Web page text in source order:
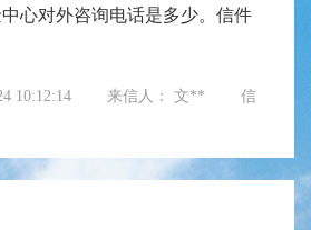
心对外咨询电话是多少。信件
10:12:14 来信人： 文**
信